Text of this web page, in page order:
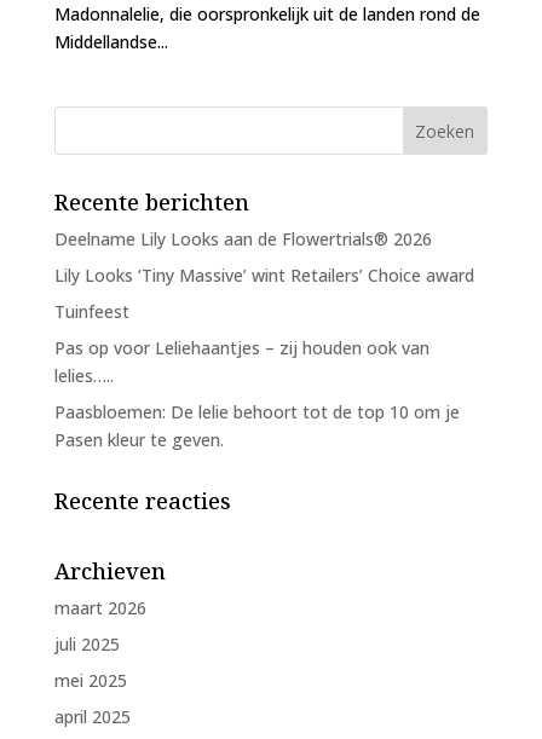
Madonnalelie, die oorspronkelijk uit de landen rond de
Middellandse...
Recente berichten
Deelname Lily Looks aan de Flowertrials® 2026
Lily Looks ‘Tiny Massive’ wint Retailers’ Choice award
Tuinfeest
Pas op voor Leliehaantjes – zij houden ook van
lelies…..
Paasbloemen: De lelie behoort tot de top 10 om je
Pasen kleur te geven.
Recente reacties
Archieven
maart 2026
juli 2025
mei 2025
april 2025